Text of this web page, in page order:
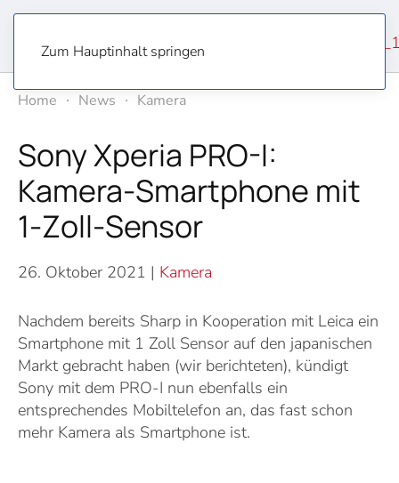
Zum Hauptinhalt springen
Home News Kamera
Sony Xperia PRO-I:
Kamera-Smartphone mit
1-Zoll-Sensor
26. Oktober 2021 | Kamera
Nachdem bereits Sharp in Kooperation mit Leica ein
Smartphone mit 1 Zoll Sensor auf den japanischen
Markt gebracht haben (wir berichteten), kündigt
Sony mit dem PRO-I nun ebenfalls ein
entsprechendes Mobiltelefon an, das fast schon
mehr Kamera als Smartphone ist.